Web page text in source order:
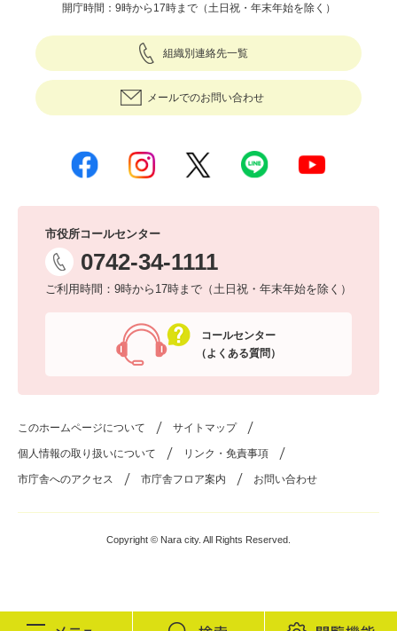
開庁時間：9時から17時まで（土日祝・年末年始を除く）
組織別連絡先一覧
メールでのお問い合わせ
市役所コールセンター
0742-34-1111
ご利用時間：9時から17時まで（土日祝・年末年始を除く）
コールセンター
（よくある質問）
このホームページについて サイトマップ
個人情報の取り扱いについて リンク・免責事項
市庁舎へのアクセス 市庁舎フロア案内 お問い合わせ
Copyright © Nara city. All Rights Reserved.